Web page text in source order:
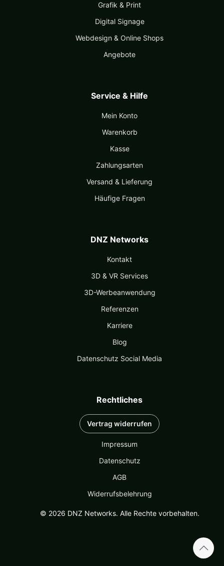
Grafik & Print
Digital Signage
Webdesign & Online Shops
Angebote
Service & Hilfe
Mein Konto
Warenkorb
Kasse
Zahlungsarten
Versand & Lieferung
Häufige Fragen
DNZ Networks
Kontakt
3D & VR Services
3D-Werbeanwendung
Referenzen
Karriere
Blog
Datenschutz Social Media
Rechtliches
Vertrag widerrufen
Impressum
Datenschutz
AGB
Widerrufsbelehrung
© 2026 DNZ Networks. Alle Rechte vorbehalten.